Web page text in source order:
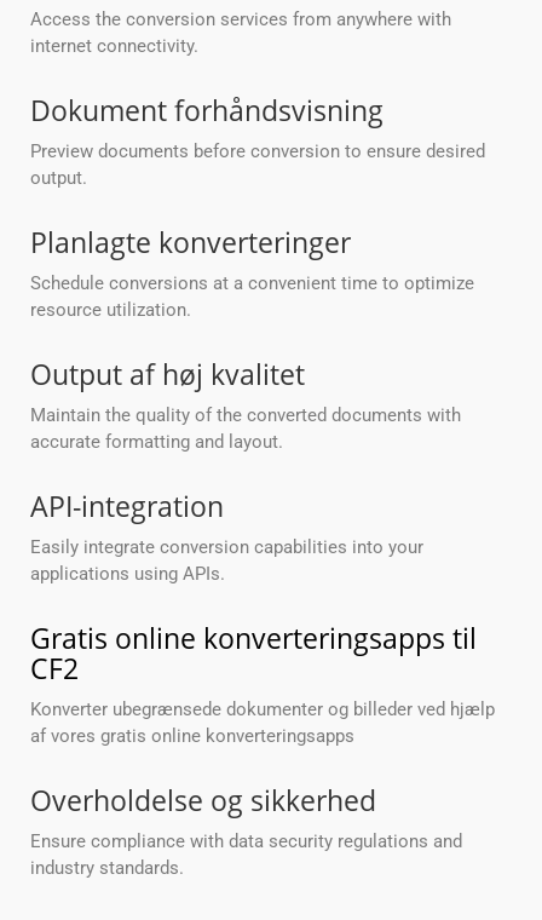
Access the conversion services from anywhere with
internet connectivity.
Dokument forhåndsvisning
Preview documents before conversion to ensure desired
output.
Planlagte konverteringer
Schedule conversions at a convenient time to optimize
resource utilization.
Output af høj kvalitet
Maintain the quality of the converted documents with
accurate formatting and layout.
API-integration
Easily integrate conversion capabilities into your
applications using APIs.
Gratis online konverteringsapps til
CF2
Konverter ubegrænsede dokumenter og billeder ved hjælp
af vores gratis online konverteringsapps
Overholdelse og sikkerhed
Ensure compliance with data security regulations and
industry standards.